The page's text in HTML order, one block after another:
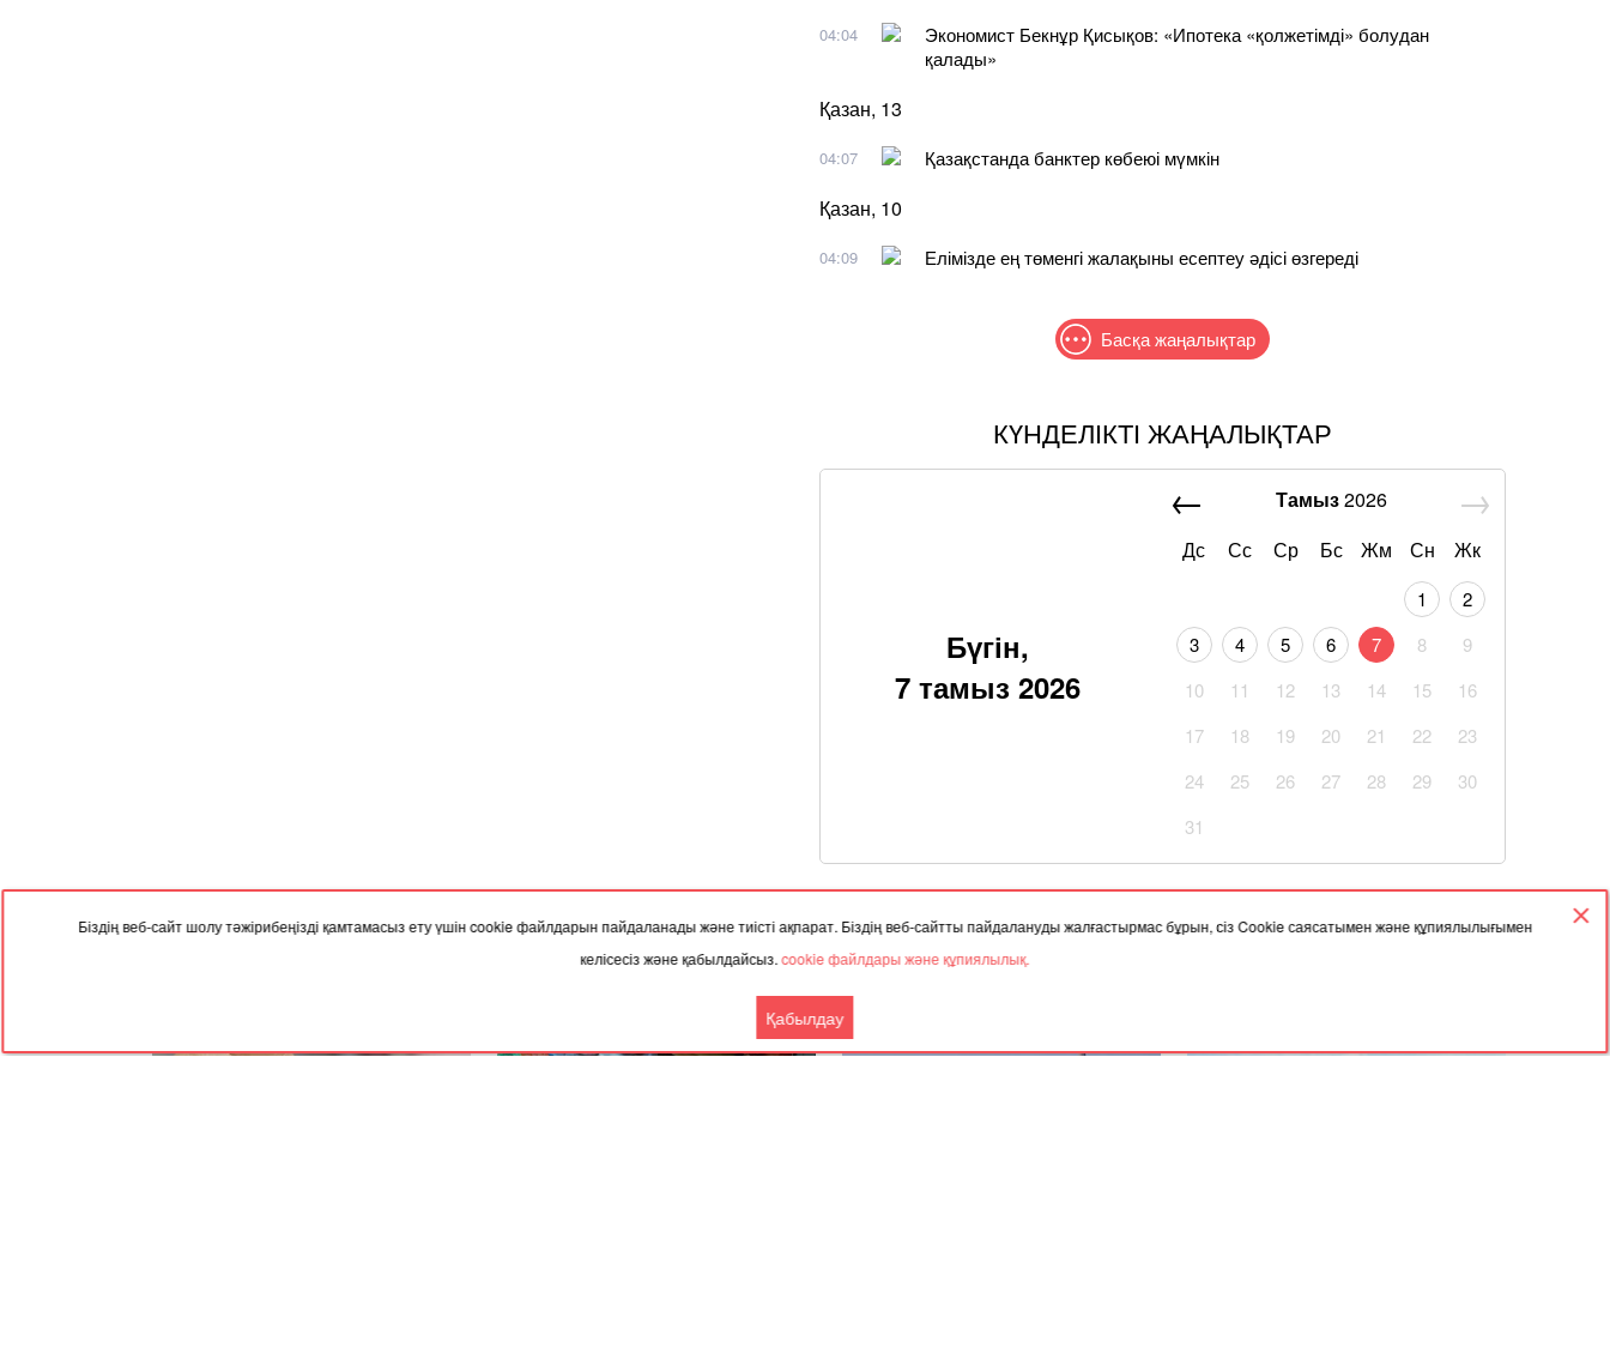
Біздің веб-сайт шолу тәжірибеңізді қамтамасыз ету үшін cookie файлдарын пайдаланады және тиісті ақпарат. Біздің веб-сайтты пайдалануды жалғастырмас бұрын, сіз Cookie саясатымен және құпиялылығымен
келісесіз және қабылдайсыз.cookie файлдары және құпиялылық.
Қабылдау
04:04
Экономист Бекнұр Қисықов: «Ипотека «қолжетімді» болудан
қалады»
Қазан, 13
04:07 Қазақстанда банктер көбеюі мүмкін
Қазан, 10
04:09 Елімізде ең төменгі жалақыны есептеу әдісі өзгереді
Басқа жаңалықтар
КҮНДЕЛІКТІ ЖАҢАЛЫҚТАР
Бүгін,
7 тамыз 2026
Тамыз2026
Дс
Сс Ср Бс Жм Сн Жк
1
2
3
4 5 6 7 8
9
10
11 12 13 14 15
16
17
18 19 20 21 22
23
24
25 26 27 28 29
30
31
ТАҚЫРЫП БОЙЫНША ЖАҢАЛЫҚТАР